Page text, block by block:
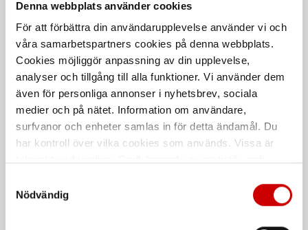
Denna webbplats använder cookies
För att förbättra din användarupplevelse använder vi och
våra samarbetspartners cookies på denna webbplats.
Cookies möjliggör anpassning av din upplevelse,
analyser och tillgång till alla funktioner. Vi använder dem
även för personliga annonser i nyhetsbrev, sociala
medier och på nätet. Information om användare,
surfvanor och enheter samlas in för detta ändamål. Du
har kontroll över vilka cookies som används. Vissa är
länder utanför EU med olika dataskyddsnormer. Genom
att godkänna samtycker du till sådana överföringar. Läs
Nödvändig
Kraftfull mutterdragare
De som köpte, köpte även
Kampanj